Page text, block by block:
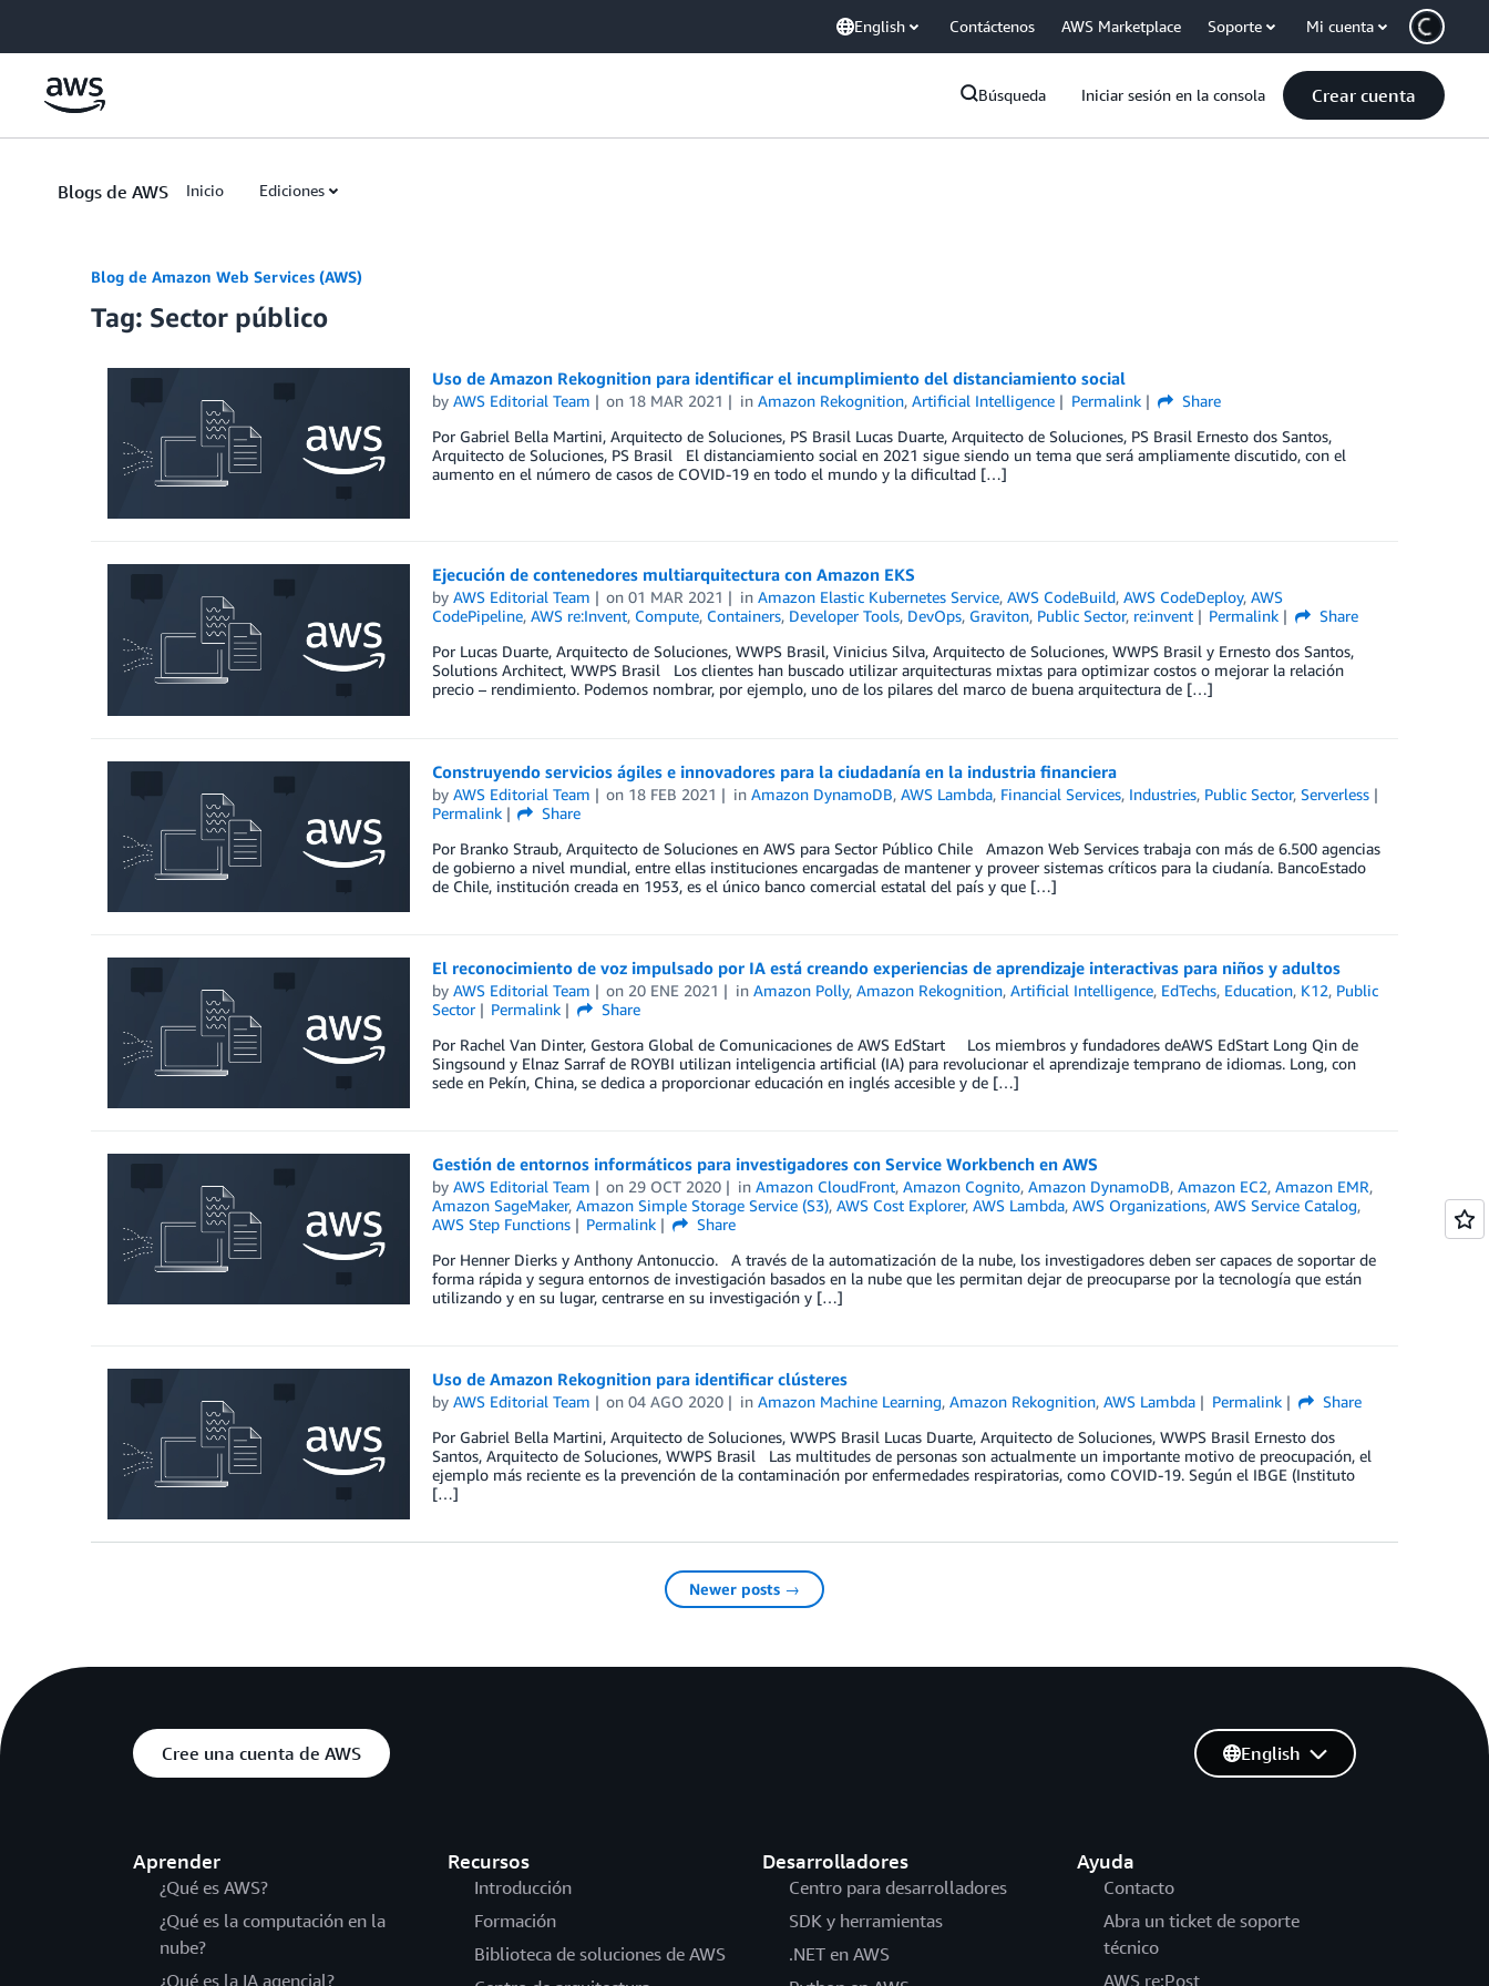
English Contáctenos AWS Marketplace Soporte Mi cuenta
Búsqueda Iniciar sesión en la consola Crear cuenta
Blogs de AWS Inicio Ediciones
Blog de Amazon Web Services (AWS)
Tag: Sector público
Uso de Amazon Rekognition para identificar el incumplimiento del distanciamiento social
by AWS Editorial Team on 18 MAR 2021 inAmazon Rekognition,Artificial Intelligence Permalink
Share
Por Gabriel Bella Martini, Arquitecto de Soluciones, PS Brasil Lucas Duarte, Arquitecto de Soluciones, PS Brasil Ernesto dos Santos,
Arquitecto de Soluciones, PS Brasil El distanciamiento social en 2021 sigue siendo un tema que será ampliamente discutido, con el
aumento en el número de casos de COVID-19 en todo el mundo y la dificultad […]
Ejecución de contenedores multiarquitectura con Amazon EKS
by AWS Editorial Team on01 MAR 2021 inAmazon Elastic Kubernetes Service,AWS CodeBuild,AWS CodeDeploy,AWS
CodePipeline, AWS re:Invent, Compute, Containers, Developer Tools, DevOps, Graviton, Public Sector, re:invent Permalink
Share
Por Lucas Duarte, Arquitecto de Soluciones, WWPS Brasil, Vinicius Silva, Arquitecto de Soluciones, WWPS Brasil y Ernesto dos Santos,
Solutions Architect, WWPS Brasil Los clientes han buscado utilizar arquitecturas mixtas para optimizar costos o mejorar la relación
precio – rendimiento. Podemos nombrar, por ejemplo, uno de los pilares del marco de buena arquitectura de […]
Construyendo servicios ágiles e innovadores para la ciudadanía en la industria financiera
by AWS Editorial Team on 18 FEB 2021 inAmazon DynamoDB,AWS Lambda, Financial Services, Industries, Public Sector,Serverless
Permalink
Share
Por Branko Straub, Arquitecto de Soluciones en AWS para Sector Público Chile Amazon Web Services trabaja con más de 6.500 agencias
de gobierno a nivel mundial, entre ellas instituciones encargadas de mantener y proveer sistemas críticos para la ciudanía. BancoEstado
de Chile, institución creada en 1953, es el único banco comercial estatal del país y que […]
El reconocimiento de voz impulsado por IA está creando experiencias de aprendizaje interactivas para niños y adultos
by AWS Editorial Team on 20 ENE 2021 inAmazon Polly,Amazon Rekognition,Artificial Intelligence, EdTechs, Education, K12, Public
Sector
Permalink
Share
Por Rachel Van Dinter, Gestora Global de Comunicaciones de AWS EdStart Los miembros y fundadores deAWS EdStart Long Qin de
Singsound y Elnaz Sarraf de ROYBI utilizan inteligencia artificial (IA) para revolucionar el aprendizaje temprano de idiomas. Long, con
sede en Pekín, China, se dedica a proporcionar educación en inglés accesible y de […]
Gestión de entornos informáticos para investigadores con Service Workbench en AWS
by AWS Editorial Team on 29 OCT 2020 inAmazon CloudFront,Amazon Cognito,Amazon DynamoDB,Amazon EC2,Amazon EMR,
Amazon SageMaker, Amazon Simple Storage Service (S3), AWS Cost Explorer, AWS Lambda, AWS Organizations, AWS Service Catalog,
AWS Step Functions
Permalink
Share
Por Henner Dierks y Anthony Antonuccio. A través de la automatización de la nube, los investigadores deben ser capaces de soportar de
forma rápida y segura entornos de investigación basados en la nube que les permitan dejar de preocuparse por la tecnología que están
utilizando y en su lugar, centrarse en su investigación y […]
Uso de Amazon Rekognition para identificar clústeres
by AWS Editorial Team on04 AGO 2020 inAmazon Machine Learning,Amazon Rekognition,AWS Lambda Permalink
Share
Por Gabriel Bella Martini, Arquitecto de Soluciones, WWPS Brasil Lucas Duarte, Arquitecto de Soluciones, WWPS Brasil Ernesto dos
Santos, Arquitecto de Soluciones, WWPS Brasil Las multitudes de personas son actualmente un importante motivo de preocupación, el
ejemplo más reciente es la prevención de la contaminación por enfermedades respiratorias, como COVID-19. Según el IBGE (Instituto
[…]
Newer posts →
Cree una cuenta de AWS
Aprender
¿Qué es AWS?
¿Qué es la computación en la
nube?
¿Qué es la IA agencial?
Recursos
Introducción
Formación
Biblioteca de soluciones de AWS
Desarrolladores
Centro para desarrolladores
SDK y herramientas
.NET en AWS
Ayuda
Contacto
Abra un ticket de soporte
técnico
AWS re:Post
English